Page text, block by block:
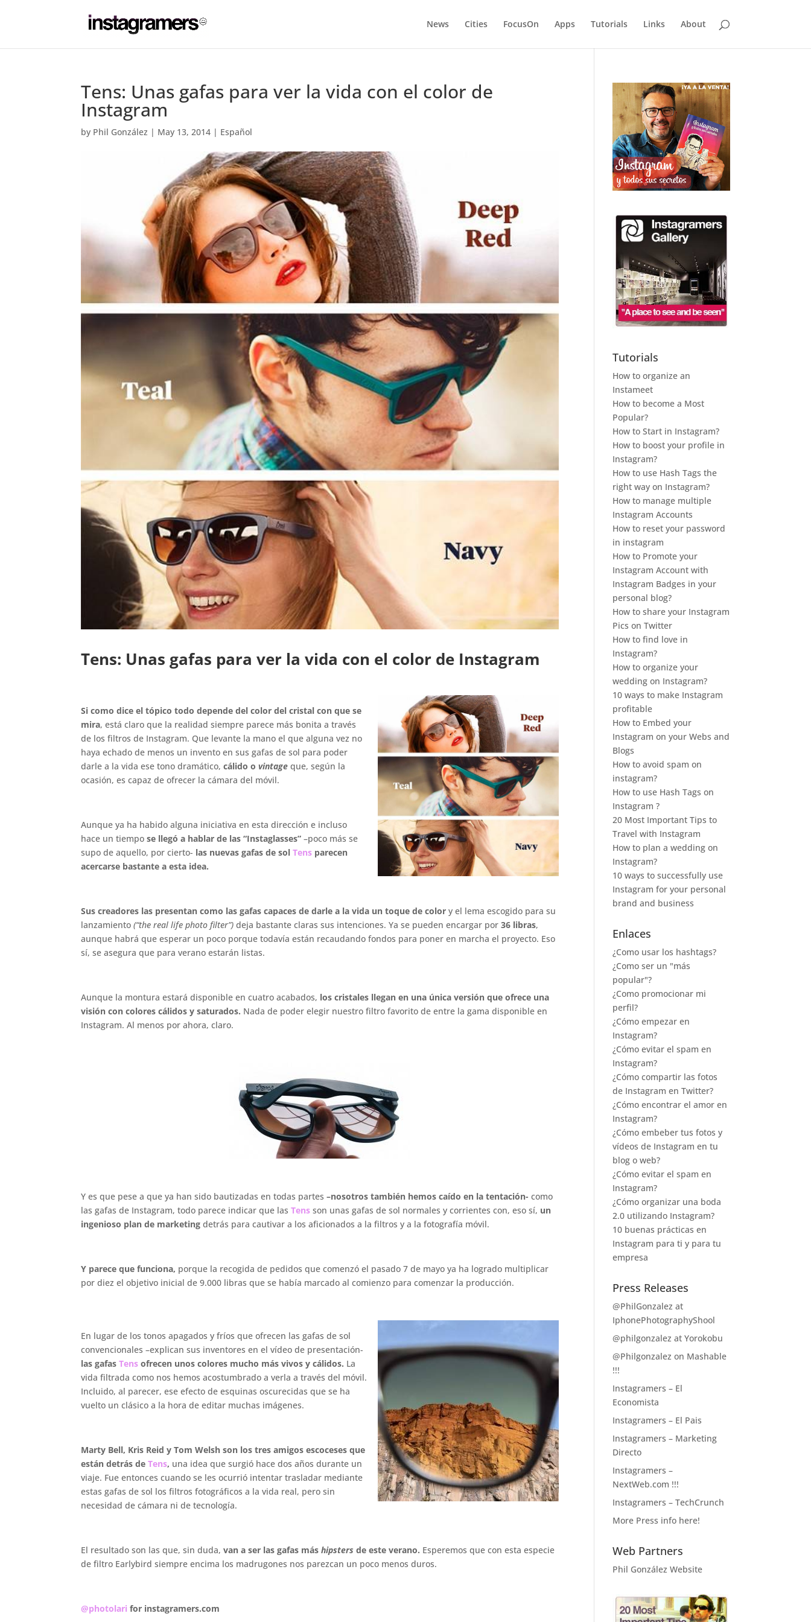
News Cities FocusOn Apps Tutorials Links About
Tens: Unas gafas para ver la vida con el color de
Instagram
by Phil González | May 13, 2014 | Español
Tens: Unas gafas para ver la vida con el color de Instagram
Si como dice el tópico todo depende del color del cristal con que se
mira, está claro que la realidad siempre parece más bonita a través
de los filtros de Instagram. Que levante la mano el que alguna vez no
haya echado de menos un invento en sus gafas de sol para poder
darle a la vida ese tono dramático,cálido ovintage que, según la
ocasión, es capaz de ofrecer la cámara del móvil.
Aunque ya ha habido alguna iniciativa en esta dirección e incluso
hace un tiempose llegó a hablar de las “Instaglasses” –poco más se
supo de aquello, por cierto- las nuevas gafas de sol Tens parecen
acercarse bastante a esta idea.
Sus creadores las presentan como las gafas capaces de darle a la vida un toque de color y el lema escogido para su
lanzamiento(“the real life photo filter”) deja bastante claras sus intenciones. Ya se pueden encargar por36 libras,
aunque habrá que esperar un poco porque todavía están recaudando fondos para poner en marcha el proyecto. Eso
sí, se asegura que para verano estarán listas.
Aunque la montura estará disponible en cuatro acabados, los cristales llegan en una única versión que ofrece una
visión con colores cálidos y saturados. Nada de poder elegir nuestro filtro favorito de entre la gama disponible en
Instagram. Al menos por ahora, claro.
Y es que pese a que ya han sido bautizadas en todas partes–nosotros también hemos caído en la tentación- como
las gafas de Instagram, todo parece indicar que lasTens son unas gafas de sol normales y corrientes con, eso sí, un
ingenioso plan de marketing detrás para cautivar a los aficionados a la filtros y a la fotografía móvil.
Y parece que funciona, porque la recogida de pedidos que comenzó el pasado 7 de mayo ya ha logrado multiplicar
por diez el objetivo inicial de 9.000 libras que se había marcado al comienzo para comenzar la producción.
En lugar de los tonos apagados y fríos que ofrecen las gafas de sol
convencionales –explican sus inventores en el vídeo de presentación-
las gafasTens ofrecen unos colores mucho más vivos y cálidos. La
vida filtrada como nos hemos acostumbrado a verla a través del móvil.
Incluido, al parecer, ese efecto de esquinas oscurecidas que se ha
vuelto un clásico a la hora de editar muchas imágenes.
Marty Bell, Kris Reid y Tom Welsh son los tres amigos escoceses que
están detrás deTens, una idea que surgió hace dos años durante un
viaje. Fue entonces cuando se les ocurrió intentar trasladar mediante
estas gafas de sol los filtros fotográficos a la vida real, pero sin
necesidad de cámara ni de tecnología.
El resultado son las que, sin duda,van a ser las gafas máshipsters de este verano. Esperemos que con esta especie
de filtro Earlybird siempre encima los madrugones nos parezcan un poco menos duros.
@photolari for instagramers.com
Tutorials
How to organize an
Instameet
How to become a Most
Popular?
How to Start in Instagram?
How to boost your profile in
Instagram?
How to use Hash Tags the
right way on Instagram?
How to manage multiple
Instagram Accounts
How to reset your password
in instagram
How to Promote your
Instagram Account with
Instagram Badges in your
personal blog?
How to share your Instagram
Pics on Twitter
How to find love in
Instagram?
How to organize your
wedding on Instagram?
10 ways to make Instagram
profitable
How to Embed your
Instagram on your Webs and
Blogs
How to avoid spam on
instagram?
How to use Hash Tags on
Instagram ?
20 Most Important Tips to
Travel with Instagram
How to plan a wedding on
Instagram?
10 ways to successfully use
Instagram for your personal
brand and business
Enlaces
¿Como usar los hashtags?
¿Como ser un "más
popular"?
¿Como promocionar mi
perfil?
¿Cómo empezar en
Instagram?
¿Cómo evitar el spam en
Instagram?
¿Cómo compartir las fotos
de Instagram en Twitter?
¿Cómo encontrar el amor en
Instagram?
¿Cómo embeber tus fotos y
vídeos de Instagram en tu
blog o web?
¿Cómo evitar el spam en
Instagram?
¿Cómo organizar una boda
2.0 utilizando Instagram?
10 buenas prácticas en
Instagram para ti y para tu
empresa
Press Releases
@PhilGonzalez at
IphonePhotographyShool
@philgonzalez at Yorokobu
@Philgonzalez on Mashable
!!!
Instagramers – El
Economista
Instagramers – El Pais
Instagramers – Marketing
Directo
Instagramers –
NextWeb.com !!!
Instagramers – TechCrunch
More Press info here!
Web Partners
Phil González Website